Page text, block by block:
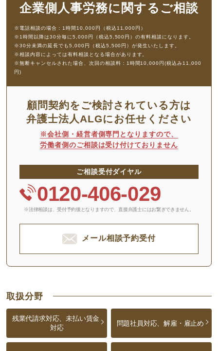
企業側人事労務に 関するご相談
※電話相談の場合：1時間10,000円（税込11,000円）
※1時間以降は30分毎に5,000円（税込5,500円）の有料相談になります。
※30分未満の延長でも5,000円（税込5,500円）が発生いたします。
※相談内容によっては有料相談となる場合があります。
※無断キャンセルされた場合、次回の相談料：1時間10,000円(税込み11,000
円)
顧問契約をご検討されている方は
弁護士法人ALGにお任せください
※会社側・経営者側専門となりますので、
労働者側のご相談は受け付けておりません
ご相談受付ダイヤル
0120-406-029
※法律相談は、受付予約後となりますので、 直接弁護士にはお繋ぎできません。
メール相談予約受付
取扱分野
残業代請求対応、未払い賃金
対応
問題社員対応、解雇・雇止め